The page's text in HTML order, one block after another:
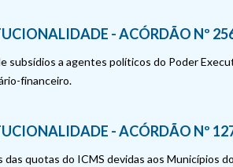
- ACÓRDÃO Nº
subsídios a agentes políticos do Poder
financeiro.
- ACÓRDÃO Nº
das quotas do ICMS devidas aos Municípios